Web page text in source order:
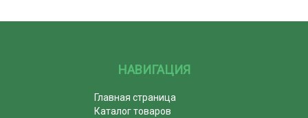
НАВИГАЦИЯ
Главная страница
Каталог товаров